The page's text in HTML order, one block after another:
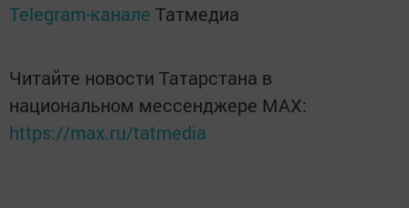
Telegram-канале Татмедиа
Читайте новости Татарстана в
национальном мессенджере MАХ:
https://max.ru/tatmedia